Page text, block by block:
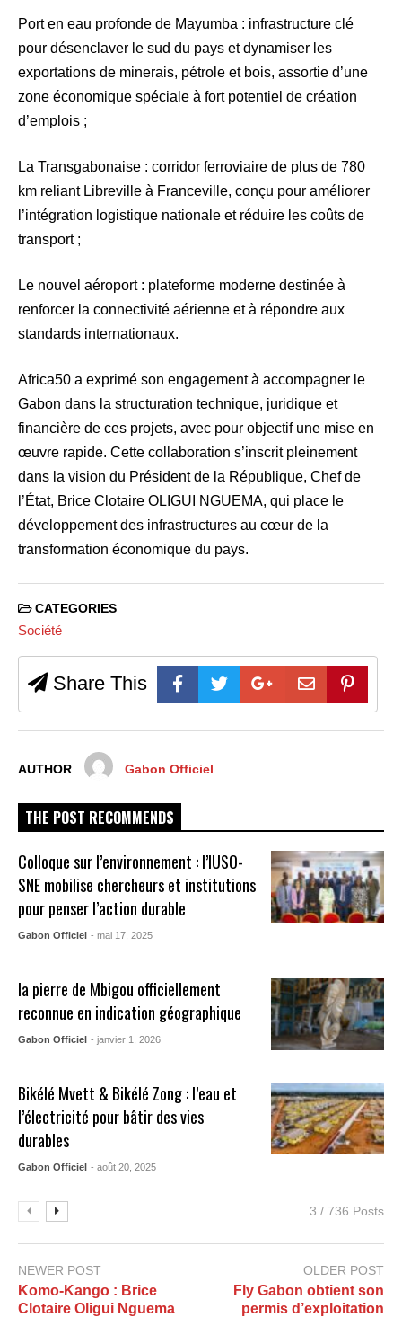
Port en eau profonde de Mayumba : infrastructure clé
pour désenclaver le sud du pays et dynamiser les
exportations de minerais, pétrole et bois, assortie d’une
zone économique spéciale à fort potentiel de création
d’emplois ;
La Transgabonaise : corridor ferroviaire de plus de 780
km reliant Libreville à Franceville, conçu pour améliorer
l’intégration logistique nationale et réduire les coûts de
transport ;
Le nouvel aéroport : plateforme moderne destinée à
renforcer la connectivité aérienne et à répondre aux
standards internationaux.
Africa50 a exprimé son engagement à accompagner le
Gabon dans la structuration technique, juridique et
financière de ces projets, avec pour objectif une mise en
œuvre rapide. Cette collaboration s’inscrit pleinement
dans la vision du Président de la République, Chef de
l’État, Brice Clotaire OLIGUI NGUEMA, qui place le
développement des infrastructures au cœur de la
transformation économique du pays.
CATEGORIES
Société
Share This
AUTHOR Gabon Officiel
THE POST RECOMMENDS
Colloque sur l’environnement : l’IUSO-
SNE mobilise chercheurs et institutions
pour penser l’action durable
Gabon Officiel - mai 17, 2025
la pierre de Mbigou officiellement
reconnue en indication géographique
Gabon Officiel - janvier 1, 2026
Bikélé Mvett & Bikélé Zong : l’eau et
l’électricité pour bâtir des vies
durables
Gabon Officiel - août 20, 2025
3 / 736 Posts
NEWER POST
Komo-Kango : Brice
Clotaire Oligui Nguema
OLDER POST
Fly Gabon obtient son
permis d’exploitation